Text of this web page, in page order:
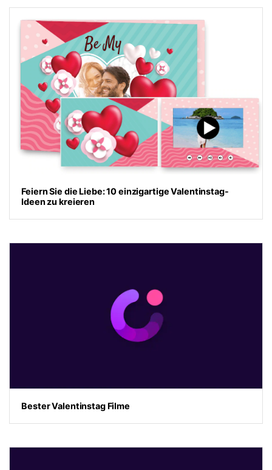
Feiern Sie die Liebe: 10 einzigartige Valentinstag-
Ideen zu kreieren
Bester Valentinstag Filme